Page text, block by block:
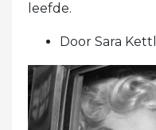
leefde.
Door Sara